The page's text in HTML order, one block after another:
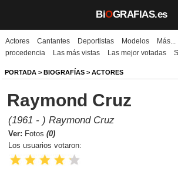
BiOGRAFIAS.es
Biografías
Películas
TV
Música
Un día como hoy
Actores Cantantes Deportistas Modelos Más...
procedencia
Las más vistas Las mejor votadas
PORTADA > BIOGRAFÍAS > ACTORES
Raymond Cruz
(1961 - ) Raymond Cruz
Ver: Fotos (0)
Los usuarios votaron: